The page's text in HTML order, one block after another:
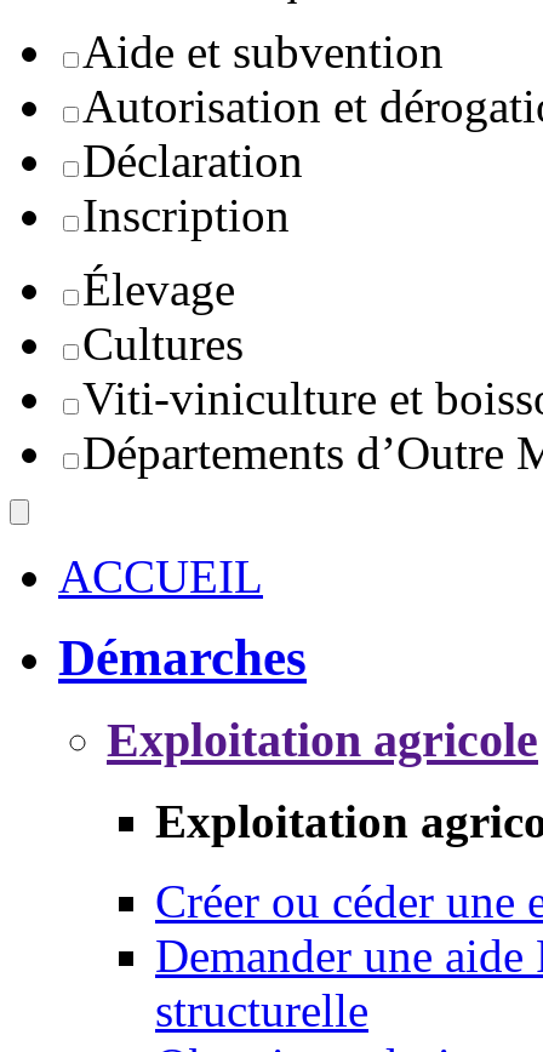
Aide et subvention
Autorisation et
Déclaration
Inscription
Élevage
Cultures
Viti-viniculture et
Départements d’Outre
ACCUEIL
Démarches
Exploitation agricole
Exploitation
Créer ou céder une
Demander une
structurelle